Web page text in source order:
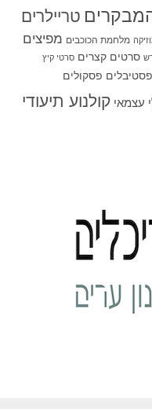
טריילרים
מלחמת הכוכבים מפיצים
סרטים קצרים סרטי קיץ
פסטיבלים פסקולים
עצמאי קולנוע תיעודי